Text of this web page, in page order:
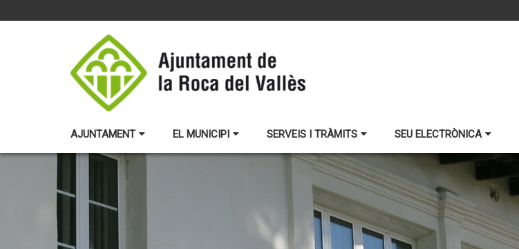
AJUNTAMENT EL MUNICIPI SERVEIS I TRÀMITS SEU ELECTRÒNICA